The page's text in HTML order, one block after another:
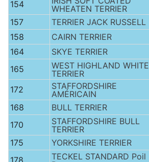
154
WHEATEN TERRIER
157 TERRIER JACK RUSSELL
158 CAIRN TERRIER
164 SKYE TERRIER
165
WEST HIGHLAND WHITE
TERRIER
172
STAFFORDSHIRE
AMÉRICAIN
168 BULL TERRIER
170
STAFFORDSHIRE BULL
TERRIER
175 YORKSHIRE TERRIER
178
TECKEL STANDARD Poil